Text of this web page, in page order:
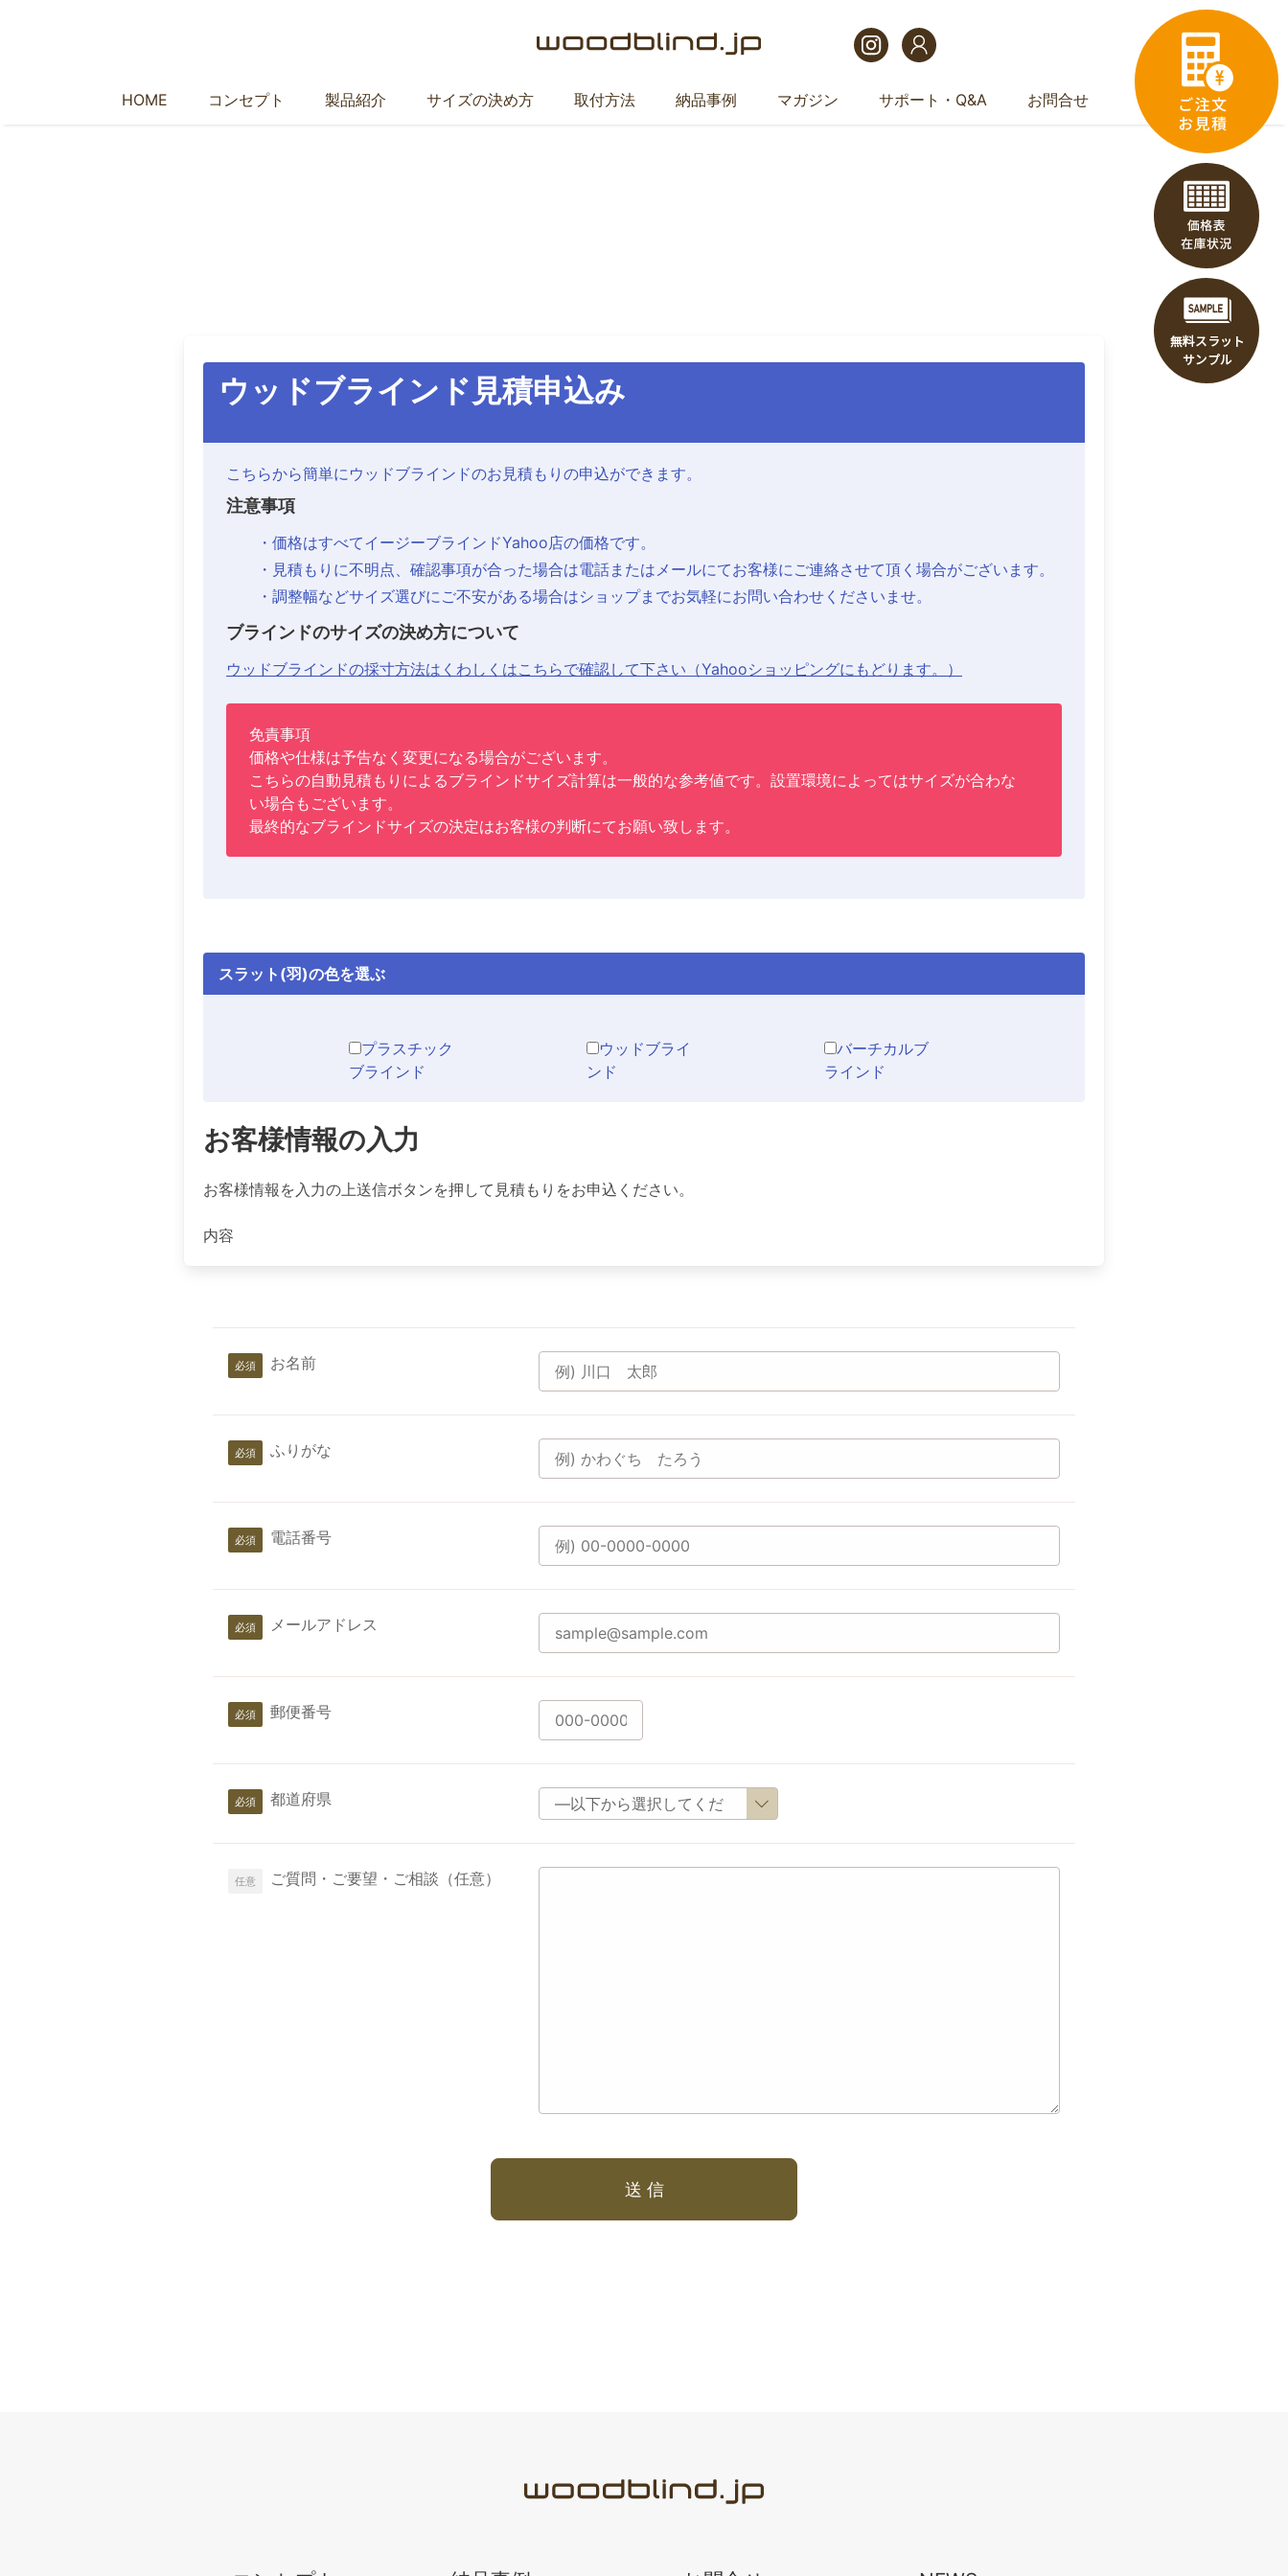
HOME コンセプト 製品紹介 サイズの決め方 取付方法 納品事例 マガジン サポート・Q&A お問合せ
ウッドブラインド見積申込み
こちらから簡単にウッドブラインドのお見積もりの申込ができます。
注意事項
・価格はすべてイージーブラインドYahoo店の価格です。
・見積もりに不明点、確認事項が合った場合は電話またはメールにてお客様にご連絡させて頂く場合がございます。
・調整幅などサイズ選びにご不安がある場合はショップまでお気軽にお問い合わせくださいませ。
ブラインドのサイズの決め方について
ウッドブラインドの採寸方法はくわしくはこちらで確認して下さい（Yahooショッピングにもどります。）
免責事項
価格や仕様は予告なく変更になる場合がございます。
こちらの自動見積もりによるブラインドサイズ計算は一般的な参考値です。設置環境によってはサイズが合わな
い場合もございます。
最終的なブラインドサイズの決定はお客様の判断にてお願い致します。
スラット(羽)の色を選ぶ
プラスチック
ブラインド
ウッドブライ
ンド
バーチカルブ
ラインド
お客様情報の入力
お客様情報を入力の上送信ボタンを押して見積もりをお申込ください。
内容
お名前
ふりがな
電話番号
メールアドレス
郵便番号
都道府県
ご質問・ご要望・ご相談（任意）